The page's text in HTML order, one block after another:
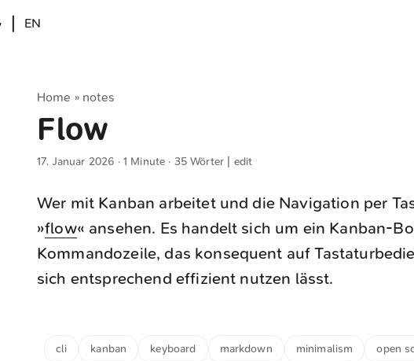
EN
Home » notes
Flow
17. Januar 2026 · 1 Minute · 35 Wörter | edit
Wer mit Kanban arbeitet und die Navigation per
»flow« ansehen. Es handelt sich um ein Kanban-
Kommandozeile, das konsequent auf
sich entsprechend effizient nutzen lässt.
cli kanban keyboard markdown minimalism open